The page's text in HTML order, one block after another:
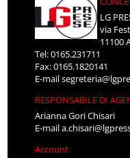
LG
via
11100
Tel: 0165.231711
Fax: 0165.1820141
E-mail
RESPONSABILE DI
Arianna Gori Chisari
E-mail
Account